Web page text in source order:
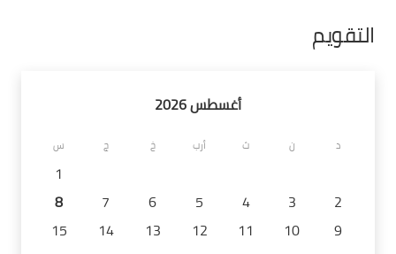
التقويم
أغسطس 2026
د ن ث أرب خ ج س
1
2
3
4
5
6
7
8
9
10
11
12
13
14
15